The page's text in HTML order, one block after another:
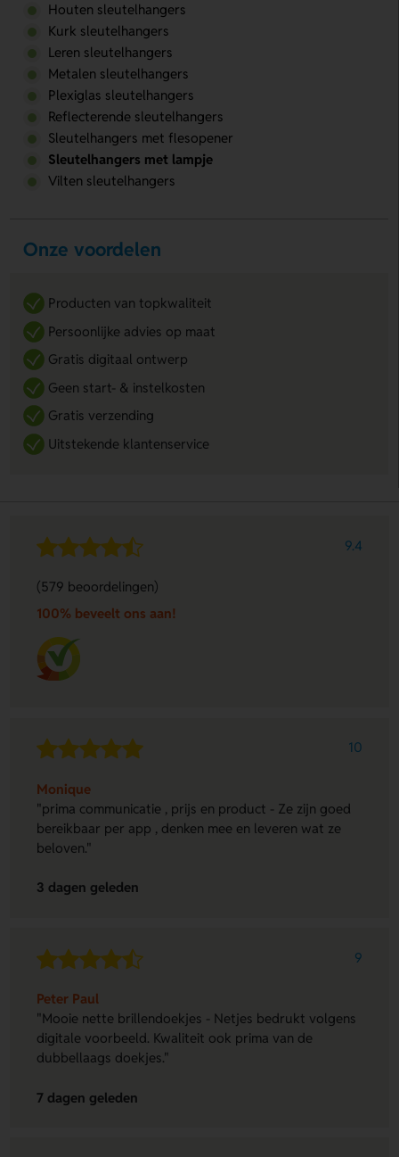
Houten sleutelhangers
Kurk sleutelhangers
Leren sleutelhangers
Metalen sleutelhangers
Plexiglas sleutelhangers
Reflecterende sleutelhangers
Sleutelhangers met flesopener
Sleutelhangers met lampje
Vilten sleutelhangers
Onze voordelen
Producten van topkwaliteit
Persoonlijke advies op maat
Gratis digitaal ontwerp
Geen start- & instelkosten
Gratis verzending
Uitstekende klantenservice
9.4
(579 beoordelingen)
100% beveelt ons aan!
10
Monique
"prima communicatie , prijs en product - Ze zijn goed
bereikbaar per app , denken mee en leveren wat ze
beloven."
3 dagen geleden
9
Peter Paul
"Mooie nette brillendoekjes - Netjes bedrukt volgens
digitale voorbeeld. Kwaliteit ook prima van de
dubbellaags doekjes."
7 dagen geleden